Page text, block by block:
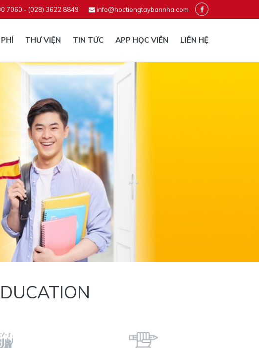
7060 - (028) 3622 8849 info@hoctiengtaybannha.com
THƯ VIỆN TIN TỨC APP HỌC VIÊN LIÊN HỆ